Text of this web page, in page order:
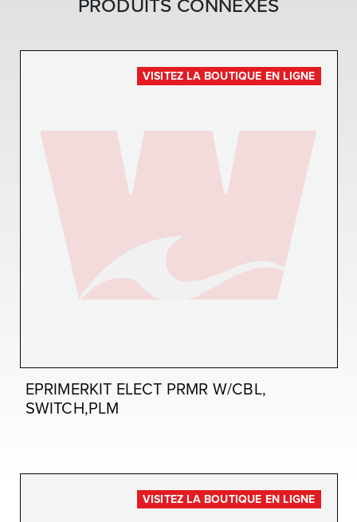
VISITEZ LA BOUTIQUE EN LIGNE
EPRIMERKIT ELECT PRMR W/CBL,
SWITCH,PLM
VISITEZ LA BOUTIQUE EN LIGNE